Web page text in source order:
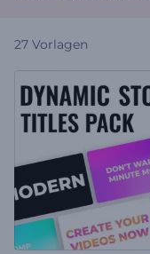
27 Vorlagen